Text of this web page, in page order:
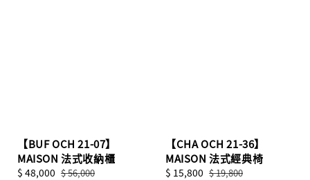
【BUF OCH 21-07】
MAISON 法式收納櫃
Sale
$ 48,000 Regular
$ 56,000
【CHA OCH 21-36】
MAISON 法式經典椅
Sale
$ 15,800 Regular
$ 19,800